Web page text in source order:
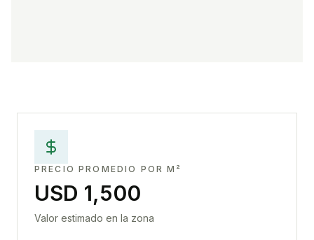
PRECIO PROMEDIO POR M²
USD 1,500
Valor estimado en la zona